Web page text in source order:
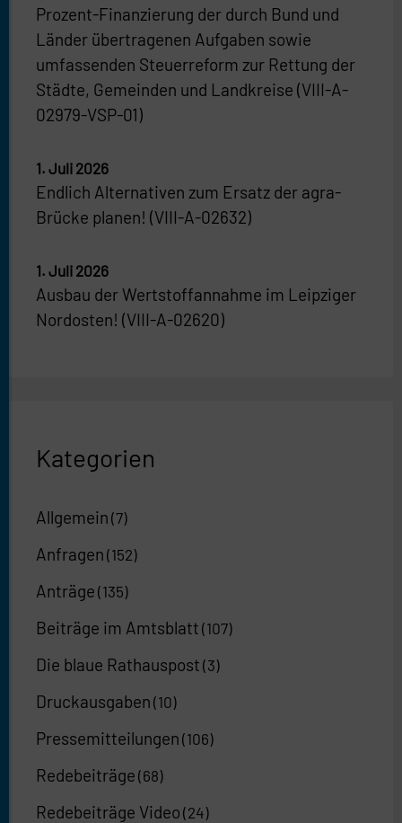
Prozent-Finanzierung der durch Bund und
Länder übertragenen Aufgaben sowie
umfassenden Steuerreform zur Rettung der
Städte, Gemeinden und Landkreise (VIII-A-
02979-VSP-01)
Endlich Alternativen zum Ersatz der agra-
Brücke planen! (VIII-A-02632)
1. Juli 2026
Ausbau der Wertstoffannahme im Leipziger
Nordosten! (VIII-A-02620)
1. Juli 2026
Kategorien
Allgemein (7)
Anfragen (152)
Anträge (135)
Beiträge im Amtsblatt (107)
Die blaue Rathauspost (3)
Druckausgaben (10)
Pressemitteilungen (106)
Redebeiträge (68)
Redebeiträge Video (24)